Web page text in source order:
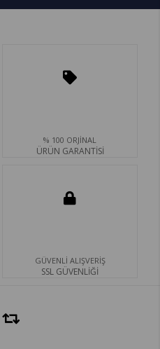
% 100 ORJİNAL
ÜRÜN GARANTİSİ
GÜVENLİ ALIŞVERİŞ
SSL GÜVENLİĞİ